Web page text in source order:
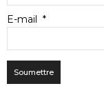
E-mail *